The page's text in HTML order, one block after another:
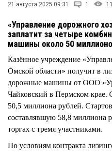
21 августа 2025 09:31 1
«Управление дорожного
заплатит за четыре
машины около 50
Казённое учреждение
Омской области» получит в
дорожные машины от ООО
Чайковский в Пермском крае.
50,5 миллиона рублей.
составлявшую 58,8 миллиона
торгах с тремя участниками.
По условиям контракта